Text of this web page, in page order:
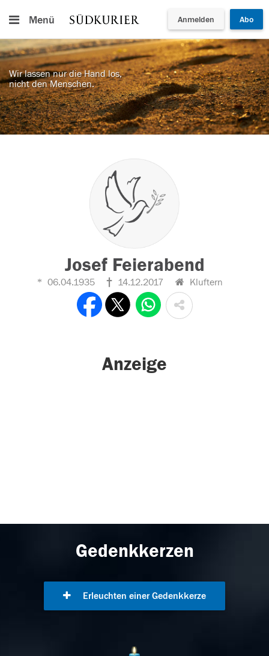
Menü Anmelden Abo
Wir lassen nur die Hand los,
nicht den Menschen.
Josef Feierabend
06.04.1935 14.12.2017 Kluftern
Anzeige
Gedenkkerzen
Erleuchten einer Gedenkkerze